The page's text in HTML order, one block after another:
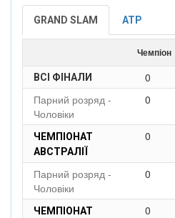
GRAND SLAM ATP
Чемпіон
ВСІ ФІНАЛИ 0
Парний розряд -
Чоловіки
0
ЧЕМПІОНАТ
АВСТРАЛІЇ
0
Парний розряд -
Чоловіки
0
ЧЕМПІОНАТ
0